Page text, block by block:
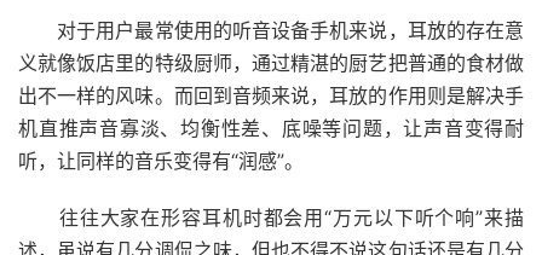
对于用户最常使用的听音设备手机来说，耳放的存在意
义就像饭店里的特级厨师，通过精湛的厨艺把普通的食材做
出不一样的风味。而回到音频来说，耳放的作用则是解决手
机直推声音寡淡、均衡性差、底噪等问题，让声音变得耐
听，让同样的音乐变得有“润感”。
往往大家在形容耳机时都会用“万元以下听个响”来描
述，虽说有几分调侃之味，但也不得不说这句话还是有几分